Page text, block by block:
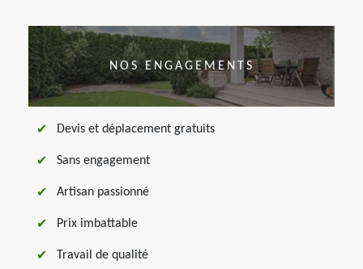
NOS ENGAGEMENTS
Devis et déplacement gratuits
Sans engagement
Artisan passionné
Prix imbattable
Travail de qualité